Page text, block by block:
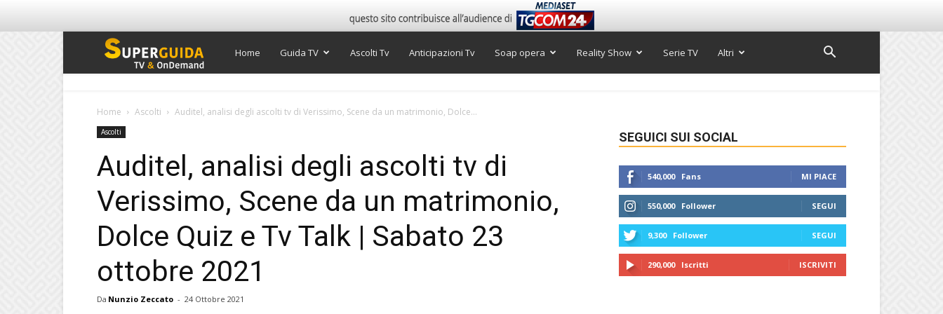
Super
Home Guida TV Ascolti Tv Anticipazioni Tv Soap opera Reality Show Serie TV Altri
Home Ascolti Auditel, analisi degli ascolti tv di Verissimo, Scene da un matrimonio, Dolce...
Ascolti
Auditel, analisi degli ascolti tv di
Verissimo, Scene da un matrimonio,
Dolce Quiz e Tv Talk | Sabato 23
ottobre 2021
Da Nunzio Zeccato - 24 Ottobre 2021
SEGUICI SUI SOCIAL
540,000 Fans MI PIACE
550,000 Follower SEGUI
9,300 Follower SEGUI
290,000 Iscritti ISCRIVITI